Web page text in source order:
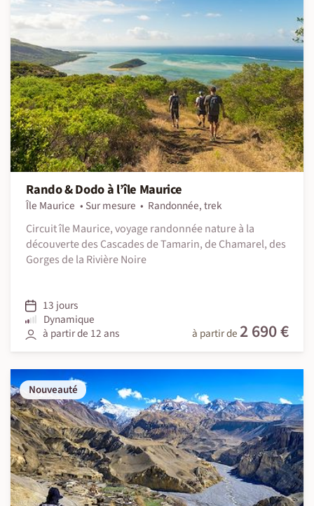
Rando & Dodo à l’île Maurice
Île Maurice Sur mesure
Randonnée, trek
Circuit île Maurice, voyage randonnée nature à la
découverte des Cascades de Tamarin, de Chamarel, des
Gorges de la Rivière Noire
13 jours
Dynamique
à partir de 12 ans
à partir de 2 690 €
Nouveauté